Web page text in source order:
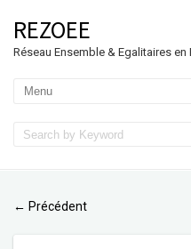
REZOEE
Réseau Ensemble & Egalitaires en
← Précédent